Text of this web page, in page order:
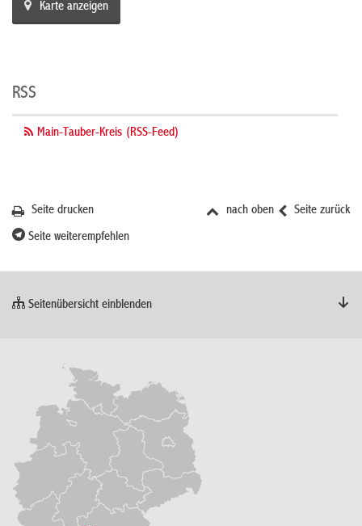
Karte anzeigen
RSS
Main-Tauber-Kreis (RSS-Feed)
Seite zurück
nach oben
Seite drucken
Seite weiterempfehlen
Seitenübersicht einblenden